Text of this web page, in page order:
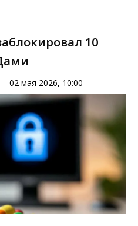
10
02 мая 2026, 10:00